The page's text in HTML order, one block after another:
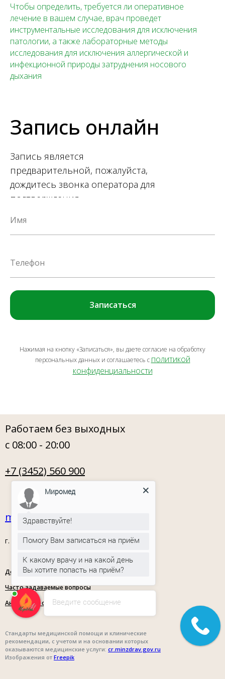
Чтобы определить, требуется ли оперативное
лечение в вашем случае, врач проведет
инструментальные исследования для исключения
патологии, а также лабораторные методы
исследования для исключения аллергической и
инфекционной природы затруднения носового
дыхания
Запись онлайн
Запись является
предварительной, пожалуйста,
дождитесь звонка оператора для
подтверждения.
Имя
Телефон
Записаться
Нажимая на кнопку «Записаться», вы даете согласие на обработку
персональных данных и соглашаетесь c политикой
конфиденциальности
Cтандарты медицинской помощи и клинические
рекомендации, с учетом и на основании которых
оказываются медицинские услуги: cr.minzdrav.gov.ru
Изображения от Freepik
Документы
Политика
miromed72@mail.ru
г. Тюмень, ул. Орловская, 54
+7 (3452) 560 900
Работаем без выходных
с 08:00 - 20:00
Анкета для опроса граждан
Часто задаваемые вопросы
Введите сообщение
Миромед
Здравствуйте!
Помогу Вам записаться на приём
К какому врачу и на какой день
Вы хотите попасть на приём?